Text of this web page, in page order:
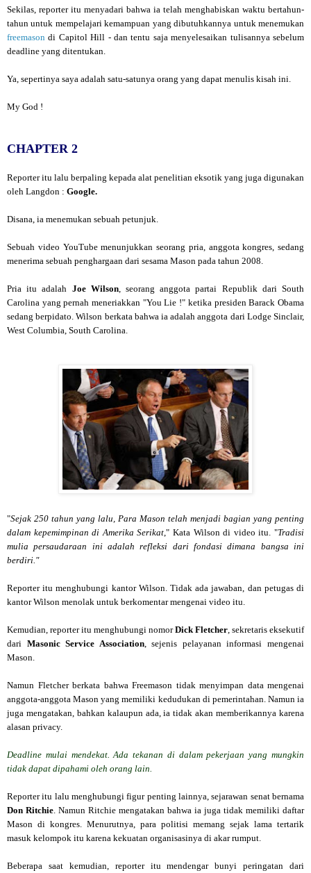
Sekilas, reporter itu menyadari bahwa ia telah menghabiskan waktu bertahun-
tahun untuk mempelajari kemampuan yang dibutuhkannya untuk menemukan
freemason di Capitol Hill - dan tentu saja menyelesaikan tulisannya sebelum
deadline yang ditentukan.
Ya, sepertinya saya adalah satu-satunya orang yang dapat menulis kisah ini.
My God !
CHAPTER 2
Reporter itu lalu berpaling kepada alat penelitian eksotik yang juga digunakan
oleh Langdon : Google.
Disana, ia menemukan sebuah petunjuk.
Sebuah video YouTube menunjukkan seorang pria, anggota kongres, sedang
menerima sebuah penghargaan dari sesama Mason pada tahun 2008.
Pria itu adalah Joe Wilson, seorang anggota partai Republik dari South
Carolina yang pernah meneriakkan "You Lie !" ketika presiden Barack Obama
sedang berpidato. Wilson berkata bahwa ia adalah anggota dari Lodge Sinclair,
West Columbia, South Carolina.
"Sejak 250 tahun yang lalu, Para Mason telah menjadi bagian yang penting
dalam kepemimpinan di Amerika Serikat ," Kata Wilson di video itu. "Tradisi
mulia persaudaraan ini adalah refleksi dari fondasi dimana bangsa ini
berdiri."
Reporter itu menghubungi kantor Wilson. Tidak ada jawaban, dan petugas di
kantor Wilson menolak untuk berkomentar mengenai video itu.
Kemudian, reporter itu menghubungi nomorDick Fletcher , sekretaris eksekutif
dari Masonic Service Association, sejenis pelayanan informasi mengenai
Mason.
Namun Fletcher berkata bahwa Freemason tidak menyimpan data mengenai
anggota-anggota Mason yang memiliki kedudukan di pemerintahan. Namun ia
juga mengatakan, bahkan kalaupun ada, ia tidak akan memberikannya karena
alasan privacy.
Deadline mulai mendekat. Ada tekanan di dalam pekerjaan yang mungkin
tidak dapat dipahami oleh orang lain.
Reporter itu lalu menghubungi figur penting lainnya, sejarawan senat bernama
Don Ritchie . Namun Ritchie mengatakan bahwa ia juga tidak memiliki daftar
Mason di kongres. Menurutnya, para politisi memang sejak lama tertarik
masuk kelompok itu karena kekuatan organisasinya di akar rumput.
Beberapa saat kemudian, reporter itu mendengar bunyi peringatan dari